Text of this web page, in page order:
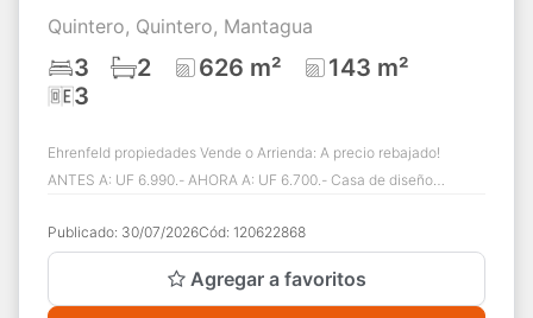
Quintero, Quintero, Mantagua
3 2 626 m²
143 m²
3
Ehrenfeld propiedades Vende o Arrienda: A precio rebajado!
ANTES A: UF 6.990.- AHORA A: UF 6.700.- Casa de diseño
Publicado: 30/07/2026Cód: 120622868
Agregar a favoritos